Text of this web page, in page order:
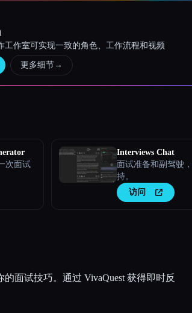
工作室可实现一致的角色、工作流程和视频
更多细节→
次面试
Interviews Chat
面试准备和副驾驶
持。
访问
面试技巧。通过 VivaQuest 获得即时反